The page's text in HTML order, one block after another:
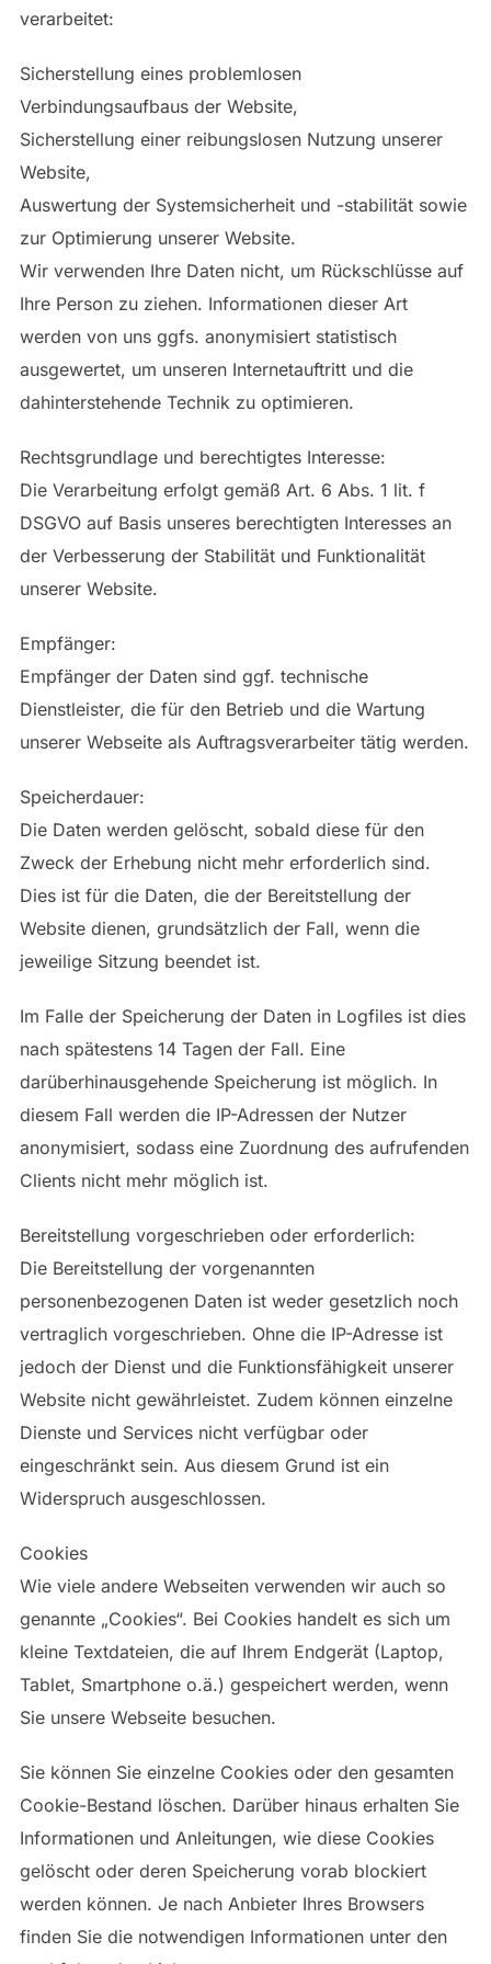
verarbeitet:
Sicherstellung eines problemlosen
Verbindungsaufbaus der Website,
Sicherstellung einer reibungslosen Nutzung unserer
Website,
Auswertung der Systemsicherheit und -stabilität sowie
zur Optimierung unserer Website.
Wir verwenden Ihre Daten nicht, um Rückschlüsse auf
Ihre Person zu ziehen. Informationen dieser Art
werden von uns ggfs. anonymisiert statistisch
ausgewertet, um unseren Internetauftritt und die
dahinterstehende Technik zu optimieren.
Rechtsgrundlage und berechtigtes Interesse:
Die Verarbeitung erfolgt gemäß Art. 6 Abs. 1 lit. f
DSGVO auf Basis unseres berechtigten Interesses an
der Verbesserung der Stabilität und Funktionalität
unserer Website.
Empfänger:
Empfänger der Daten sind ggf. technische
Dienstleister, die für den Betrieb und die Wartung
unserer Webseite als Auftragsverarbeiter tätig werden.
Speicherdauer:
Die Daten werden gelöscht, sobald diese für den
Zweck der Erhebung nicht mehr erforderlich sind.
Dies ist für die Daten, die der Bereitstellung der
Website dienen, grundsätzlich der Fall, wenn die
jeweilige Sitzung beendet ist.
Im Falle der Speicherung der Daten in Logfiles ist dies
nach spätestens 14 Tagen der Fall. Eine
darüberhinausgehende Speicherung ist möglich. In
diesem Fall werden die IP-Adressen der Nutzer
anonymisiert, sodass eine Zuordnung des aufrufenden
Clients nicht mehr möglich ist.
Bereitstellung vorgeschrieben oder erforderlich:
Die Bereitstellung der vorgenannten
personenbezogenen Daten ist weder gesetzlich noch
vertraglich vorgeschrieben. Ohne die IP-Adresse ist
jedoch der Dienst und die Funktionsfähigkeit unserer
Website nicht gewährleistet. Zudem können einzelne
Dienste und Services nicht verfügbar oder
eingeschränkt sein. Aus diesem Grund ist ein
Widerspruch ausgeschlossen.
Cookies
Wie viele andere Webseiten verwenden wir auch so
genannte „Cookies“. Bei Cookies handelt es sich um
kleine Textdateien, die auf Ihrem Endgerät (Laptop,
Tablet, Smartphone o.ä.) gespeichert werden, wenn
Sie unsere Webseite besuchen.
Sie können Sie einzelne Cookies oder den gesamten
Cookie-Bestand löschen. Darüber hinaus erhalten Sie
Informationen und Anleitungen, wie diese Cookies
gelöscht oder deren Speicherung vorab blockiert
werden können. Je nach Anbieter Ihres Browsers
finden Sie die notwendigen Informationen unter den